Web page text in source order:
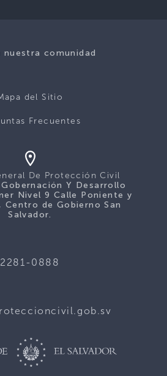
nuestra comunidad
del Sitio
Frecuentes
De Protección Civil
Y Desarrollo
Nivel 9 Calle Poniente y
Centro de Gobierno San
Salvador.
2281-0888